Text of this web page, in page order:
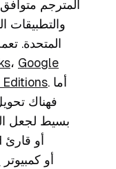
المترجم
والتطبيقات
المتحدة.
، Google
. أما
بسيط لجعل